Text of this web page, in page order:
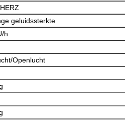
bellen je snel terug!
geluidssterkte
h
Openlucht